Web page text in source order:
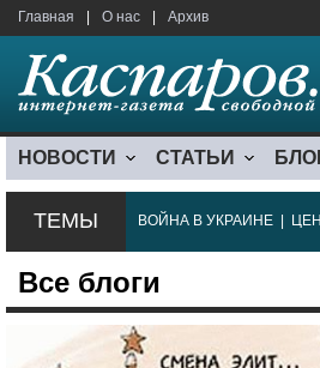
Главная О нас Архив
НОВОСТИ СТАТЬИ
ТЕМЫ ВОЙНА В УКРАИНЕ
Все блоги